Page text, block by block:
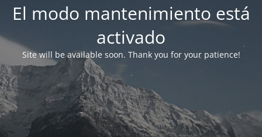
El modo mantenimiento está
activado
Site will be available soon. Thank you for your patience!